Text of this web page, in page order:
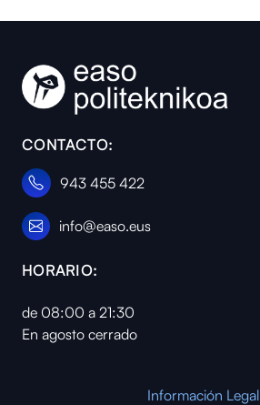
CONTACTO:
943 455 422
info@easo.eus
HORARIO:
de 08:00 a 21:30
En agosto cerrado
Información Legal